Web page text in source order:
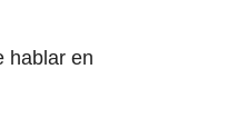
hablar en